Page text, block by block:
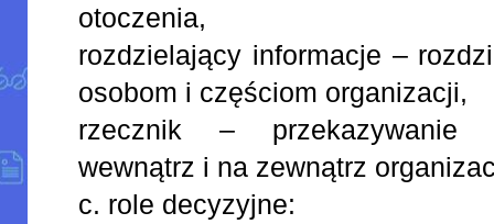
otoczenia,
rozdzielający informacje –
osobom i częściom organizacji,
rzecznik – przekazywanie
wewnątrz i na zewnątrz
c. role decyzyjne: